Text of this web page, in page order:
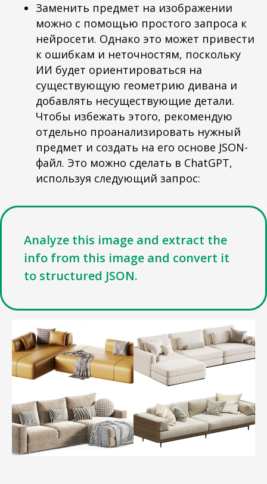
Заменить предмет на изображении
можно с помощью простого запроса к
нейросети. Однако это может привести
к ошибкам и неточностям, поскольку
ИИ будет ориентироваться на
существующую геометрию дивана и
добавлять несуществующие детали.
Чтобы избежать этого, рекомендую
отдельно проанализировать нужный
предмет и создать на его основе JSON-
файл. Это можно сделать в ChatGPT,
используя следующий запрос:
Analyze this image and extract the
info from this image and convert it
to structured JSON.